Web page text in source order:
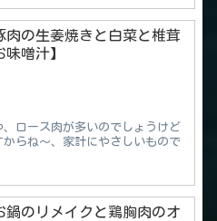
肉の生姜焼きと白菜と椎茸
味噌汁】
ロース肉が多いのでしょうけど
らね～、家計にやさしいもので
鍋のリメイクと鶏胸肉のオ